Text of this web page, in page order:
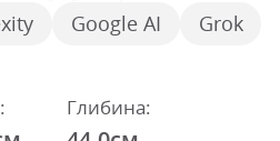
Google AI Grok
Глибина: